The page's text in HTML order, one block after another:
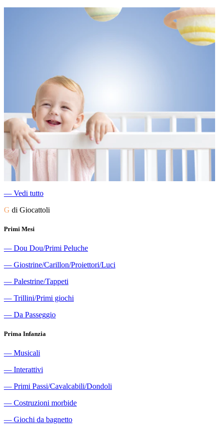
― Vedi tutto
G di Giocattoli
Primi Mesi
― Dou Dou/Primi Peluche
― Giostrine/Carillon/Proiettori/Luci
― Palestrine/Tappeti
― Trillini/Primi giochi
― Da Passeggio
Prima Infanzia
― Musicali
― Interattivi
― Primi Passi/Cavalcabili/Dondoli
― Costruzioni morbide
― Giochi da bagnetto